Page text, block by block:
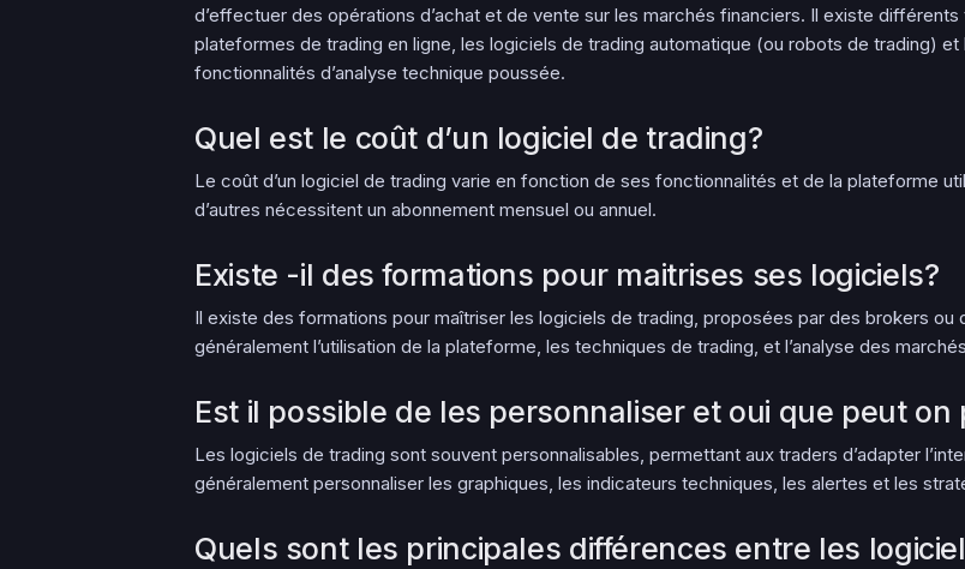
d’effectuer des opérations d’achat et de vente sur les marchés financiers. Il existe
plateformes de trading en ligne, les logiciels de trading automatique (ou robots de trading)
fonctionnalités d’analyse technique poussée.
Quel est le coût d’un logiciel de trading?
Le coût d’un logiciel de trading varie en fonction de ses fonctionnalités et de la plateforme
d’autres nécessitent un abonnement mensuel ou annuel.
Existe -il des formations pour maitrises ses logiciels?
Il existe des formations pour maîtriser les logiciels de trading, proposées par des brokers
généralement l’utilisation de la plateforme, les techniques de trading, et l’analyse des
Est il possible de les personnaliser et oui que peut on
Les logiciels de trading sont souvent personnalisables, permettant aux traders d’adapter
généralement personnaliser les graphiques, les indicateurs techniques, les alertes et les
Quels sont les principales différences entre les